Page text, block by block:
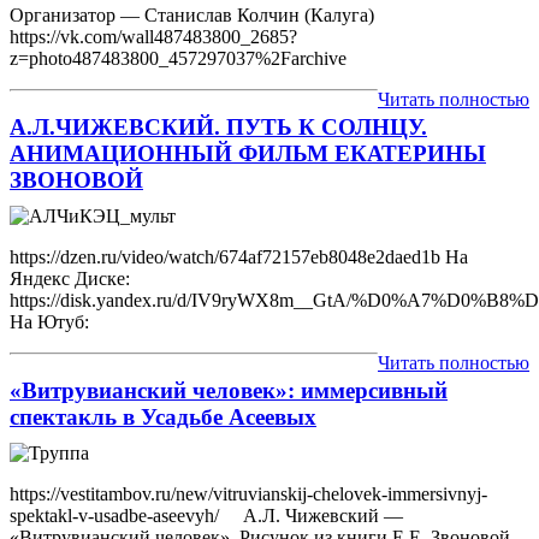
Организатор — Станислав Колчин (Калуга)
https://vk.com/wall487483800_2685?
z=photo487483800_457297037%2Farchive
Читать полностью
А.Л.ЧИЖЕВСКИЙ. ПУТЬ К СОЛНЦУ.
АНИМАЦИОННЫЙ ФИЛЬМ ЕКАТЕРИНЫ
ЗВОНОВОЙ
https://dzen.ru/video/watch/674af72157eb8048e2daed1b На
Яндекс Диске:
https://disk.yandex.ru/d/IV9ryWX8m__GtA/
На Ютуб:
Читать полностью
«Витрувианский человек»: иммерсивный
спектакль в Усадьбе Асеевых
https://vestitambov.ru/new/vitruvianskij-chelovek-immersivnyj-
spektakl-v-usadbe-aseevyh/ А.Л. Чижевский —